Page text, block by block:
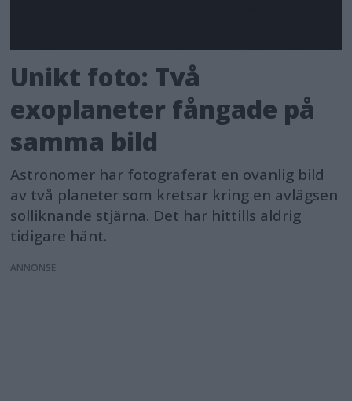
Unikt foto: Två
exoplaneter fångade på
samma bild
Astronomer har fotograferat en ovanlig bild
av två planeter som kretsar kring en avlägsen
solliknande stjärna. Det har hittills aldrig
tidigare hänt.
ANNONS